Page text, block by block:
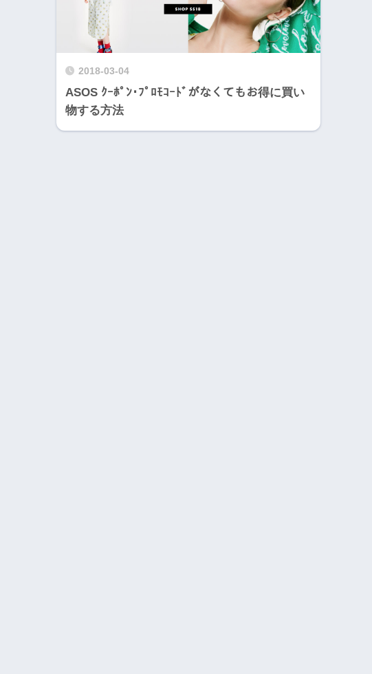
2018-03-04
ASOS ｸｰﾎﾟﾝ･ﾌﾟﾛﾓｺｰﾄﾞがなくてもお得に買い
物する方法